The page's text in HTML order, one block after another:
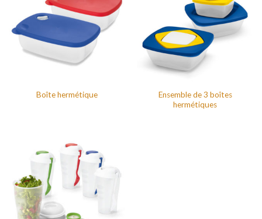
Boîte hermétique
Ensemble de 3 boîtes
hermétiques